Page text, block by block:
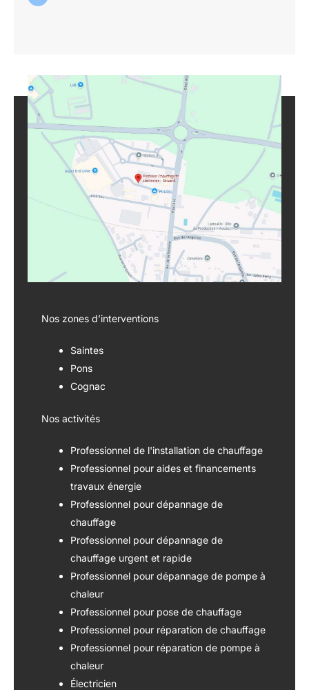
Nos zones d’interventions
Saintes
Pons
Cognac
Nos activités
Professionnel de l'installation de chauffage
Professionnel pour aides et financements
travaux énergie
Professionnel pour dépannage de
chauffage
Professionnel pour dépannage de
chauffage urgent et rapide
Professionnel pour dépannage de pompe à
chaleur
Professionnel pour pose de chauffage
Professionnel pour réparation de chauffage
Professionnel pour réparation de pompe à
chaleur
Électricien